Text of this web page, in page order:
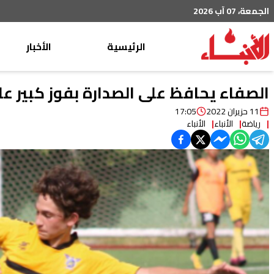
الجمعة، 07 آب 2026
الرئيسية
الأخبار
محليات
عربي دولي
خاص
رياضة
من لبنان
ثقافة ومجتمع
منوعات
الصفاء يحافظ على الصدارة بفوز كبير
11 حزيران 2022 17:05
رياضة الأنباء الأنباء